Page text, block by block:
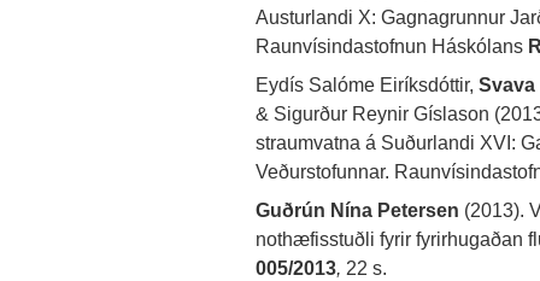
Austurlandi X: Gagnagrunnur
Raunvísindastofnun Háskólans
Eydís Salóme Eiríksdóttir,
& Sigurður Reynir Gíslason
straumvatna á Suðurlandi XVI:
Veðurstofunnar.
Guðrún Nína Petersen (2013).
nothæfisstuðli fyrir fyrirhugaðan
005/2013, 22 s.